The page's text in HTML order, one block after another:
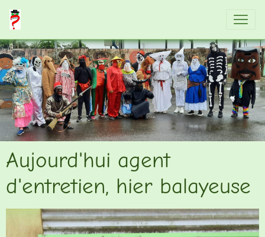
Aujourd'hui agent
d'entretien, hier balayeuse